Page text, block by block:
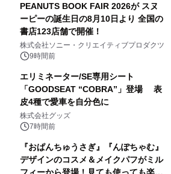
PEANUTS BOOK FAIR 2026が スヌ
ーピーの誕生日の8月10日より 全国の
書店123店舗で開催！
株式会社ソニー・クリエイティブプロダクツ
9時間前
エリミネーター/SE専用シート
「GOODSEAT “COBRA”」登場 表
皮4種で愛車を自分色に
株式会社グッズ
7時間前
『おぱんちゅうさぎ』『んぽちゃむ』
デザインのコスメ＆メイクパフがミル
フィーから登場！見ても使っても楽し